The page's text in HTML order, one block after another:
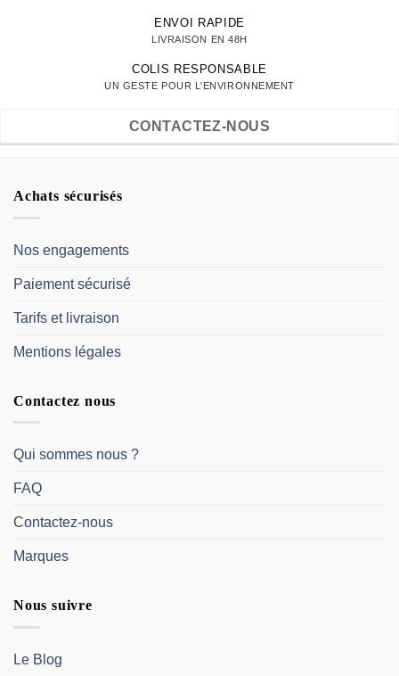
ENVOI RAPIDE
LIVRAISON EN 48H
COLIS RESPONSABLE
UN GESTE POUR L'ENVIRONNEMENT
CONTACTEZ-NOUS
Achats sécurisés
Nos engagements
Paiement sécurisé
Tarifs et livraison
Mentions légales
Contactez nous
Qui sommes nous ?
FAQ
Contactez-nous
Marques
Nous suivre
Le Blog